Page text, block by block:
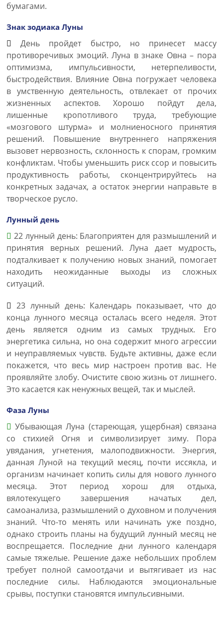
бумагами.
Знак зодиака Луны
День пройдет быстро, но принесет массу
противоречивых эмоций. Луна в знаке Овна – пора
оптимизма, импульсивности, нетерпеливости,
быстродействия. Влияние Овна погружает человека
в умственную деятельность, отвлекает от прочих
жизненных аспектов. Хорошо пойдут дела,
лишенные кропотливого труда, требующие
«мозгового штурма» и молниеносного принятия
решений. Повышение внутреннего напряжения
вызовет нервозность, склонность к спорам, громким
конфликтам. Чтобы уменьшить риск ссор и повысить
продуктивность работы, сконцентрируйтесь на
конкретных задачах, а остаток энергии направьте в
творческое русло.
Лунный день
22 лунный день: Благоприятен для размышлений и
принятия верных решений. Луна дает мудрость,
подталкивает к получению новых знаний, помогает
находить неожиданные выходы из сложных
ситуаций.
23 лунный день: Календарь показывает, что до
конца лунного месяца осталась всего неделя. Этот
день является одним из самых трудных. Его
энергетика сильна, но она содержит много агрессии
и неуправляемых чувств. Будьте активны, даже если
покажется, что весь мир настроен против вас. Не
проявляйте злобу. Очистите свою жизнь от лишнего.
Это касается как ненужных вещей, так и мыслей.
Фаза Луны
Убывающая Луна (стареющая, ущербная) связана
со стихией Огня и символизирует зиму. Пора
увядания, угнетения, малоподвижности. Энергия,
данная Луной на текущий месяц, почти иссякла, и
организм начинает копить силы для нового лунного
месяца. Этот период хорош для отдыха,
вялотекущего завершения начатых дел,
самоанализа, размышлений о духовном и получения
знаний. Что-то менять или начинать уже поздно,
однако строить планы на будущий лунный месяц не
воспрещается. Последние дни лунного календаря
самые тяжелые. Решение даже небольших проблем
требует полной самоотдачи и вытягивает из нас
последние силы. Наблюдаются эмоциональные
срывы, поступки становятся импульсивными.